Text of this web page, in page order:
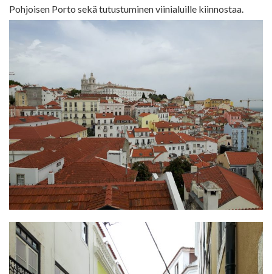
Pohjoisen Porto sekä tutustuminen viinialuille kiinnostaa.